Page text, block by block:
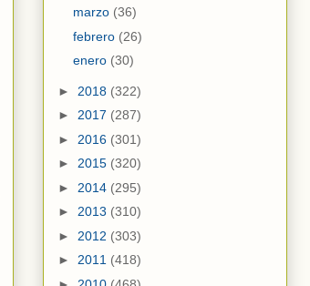
marzo (36)
febrero (26)
enero (30)
► 2018 (322)
► 2017 (287)
► 2016 (301)
► 2015 (320)
► 2014 (295)
► 2013 (310)
► 2012 (303)
► 2011 (418)